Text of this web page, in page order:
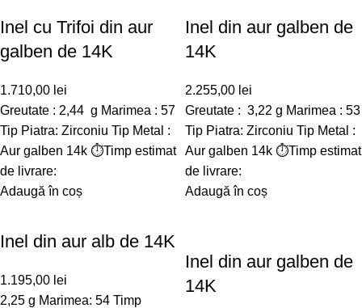
Inel cu Trifoi din aur
galben de 14K
1.710,00 lei
Greutate : 2,44 g Marimea : 57
Tip Piatra: Zirconiu Tip Metal :
Aur galben 14k ⏱️Timp estimat
de livrare:
Adaugă în coș
Inel din aur galben de
14K
2.255,00 lei
Greutate : 3,22 g Marimea : 53
Tip Piatra: Zirconiu Tip Metal :
Aur galben 14k ⏱️Timp estimat
de livrare:
Adaugă în coș
Inel din aur alb de 14K
1.195,00 lei
2,25 g Marimea: 54 Timp
Inel din aur galben de
14K